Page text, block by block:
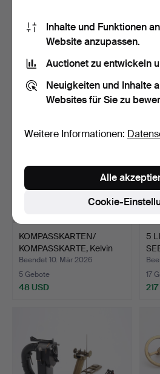
PLOTTERINSTRUMENTE, 2
STÜCK/PLOTTERINSTRUM
30 Gebote
215 USD 53
KOMPASSKARTEN/
KOMPASSKARTE, Kelvin
Works/…
Beendet 10. Mär 2026
5 Gebote
48 USD
5
17
Inhalte und Funktionen
Website anzupassen.
Auctionet zu entwickeln
Neuigkeiten und Inhalte
Websites für Sie zu
Weitere Informationen:
Cookie-
Alle